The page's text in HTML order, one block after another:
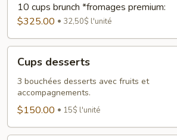
10 cups brunch *fromages premium:
$325.00
32,50$ l'unité
desserts
Cups desserts
3 bouchées desserts avec fruits et
accompagnements.
$150.00 15$ l'unité